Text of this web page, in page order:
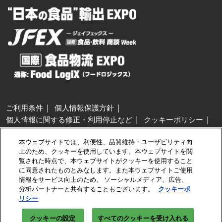
ご利用条件
個人情報保護方針
個人情報に関する修正・利用停止など
クッキーポリシー
展示会・セミナー参加ポリシー
特定商取引法に基づく表示
カスタマーハラスメントに対する基本方針
クッキーの設定
Copyright © RX Japan GK
本ウェブサイトでは、利便性、品質維持・ユーザビリティ向
上のため、クッキーを使用しています。本ウェブサイトを閲
覧された時点で、本ウェブサイトがクッキーを使用すること
に同意されたものとみなします。また本ウェブサイトご使用
情報をサービス向上のため、 ソーシャルメディア、広告、
分析パートナーと共有することもございます。
クッキーポ
リシー
クッキーの設定 すべてのクッキーを受け入れる